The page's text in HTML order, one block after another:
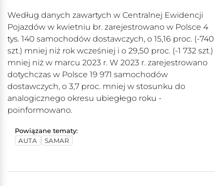
Według danych zawartych w Centralnej Ewidencji
Pojazdów w kwietniu br. zarejestrowano w Polsce 4
tys. 140 samochodów dostawczych, o 15,16 proc. (-740
szt.) mniej niż rok wcześniej i o 29,50 proc. (-1 732 szt.)
mniej niż w marcu 2023 r. W 2023 r. zarejestrowano
dotychczas w Polsce 19 971 samochodów
dostawczych, o 3,7 proc. mniej w stosunku do
analogicznego okresu ubiegłego roku -
poinformowano.
Powiązane tematy:
AUTA
SAMAR